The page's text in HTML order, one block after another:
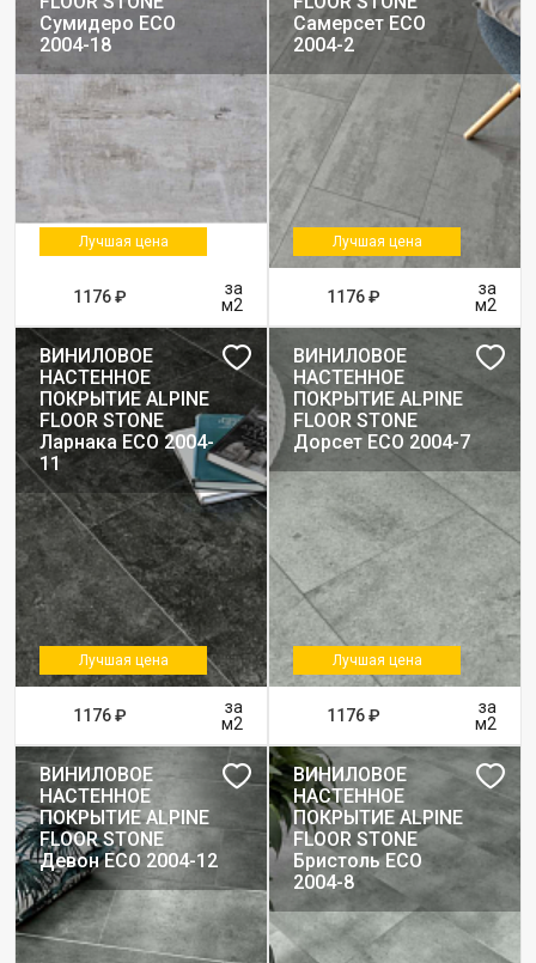
Сумидеро ЕСО
2004-18
Лучшая цена
1176 ₽
за
м2
Самерсет ЕСО
2004-2
Лучшая цена
1176 ₽
за
м2
ВИНИЛОВОЕ
НАСТЕННОЕ
ПОКРЫТИЕ ALPINE
FLOOR STONE
Ларнака ЕСО 2004-
11
Лучшая цена
1176 ₽
за
м2
ВИНИЛОВОЕ
НАСТЕННОЕ
ПОКРЫТИЕ ALPINE
FLOOR STONE
Дорсет ЕСО 2004-7
Лучшая цена
1176 ₽
за
м2
ВИНИЛОВОЕ
НАСТЕННОЕ
ПОКРЫТИЕ ALPINE
FLOOR STONE
Девон ЕСО 2004-12
ВИНИЛОВОЕ
НАСТЕННОЕ
ПОКРЫТИЕ ALPINE
FLOOR STONE
Бристоль ЕСО
2004-8